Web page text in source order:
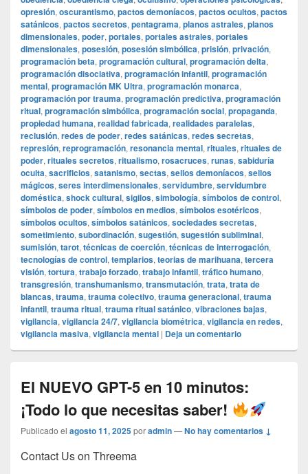
opresión, oscurantismo, pactos demoníacos, pactos ocultos, pactos
satánicos, pactos secretos, pentagrama, planos astrales, planos
dimensionales, poder, portales, portales astrales, portales
dimensionales, posesión, posesión simbólica, prisión, privación,
programación beta, programación cultural, programación delta,
programación disociativa, programación infantil, programación
mental, programación MK Ultra, programación monarca,
programación por trauma, programación predictiva, programación
ritual, programación simbólica, programación social, propaganda,
propiedad humana, realidad fabricada, realidades paralelas,
reclusión, redes de poder, redes satánicas, redes secretas,
represión, reprogramación, resonancia mental, rituales, rituales de
poder, rituales secretos, ritualismo, rosacruces, runas, sabiduría
oculta, sacrificios, satanismo, sectas, sellos demoníacos, sellos
mágicos, seres interdimensionales, servidumbre, servidumbre
doméstica, shock cultural, sigilos, simbología, símbolos de control,
símbolos de poder, símbolos en medios, símbolos esotéricos,
símbolos ocultos, símbolos satánicos, sociedades secretas,
sometimiento, subordinación, sugestión, sugestión subliminal,
sumisión, tarot, técnicas de coerción, técnicas de interrogación,
tecnologías de control, templarios, teorias de marihuana, tercera
visión, tortura, trabajo forzado, trabajo infantil, tráfico humano,
transgresión, transhumanismo, transmutación, trata, trata de
blancas, trauma, trauma colectivo, trauma generacional, trauma
infantil, trauma ritual, trauma ritual satánico, vibraciones bajas,
vigilancia, vigilancia 24/7, vigilancia biométrica, vigilancia en redes,
vigilancia masiva, vigilancia mental | Deja un comentario
El NUEVO GPT-5 en 10 minutos:
¡Todo lo que necesitas saber!
Publicado el agosto 11, 2025poradmin—No hay comentarios ↓
Contact Us on Threema